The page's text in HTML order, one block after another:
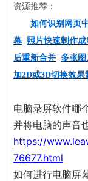
资源推荐：
如何识别网页
幕 照片快速制作
后重新合并 多张
加2D或3D切换效果
电脑录屏软件哪
并将电脑的声音
https://
76677.html
如何进行电脑屏